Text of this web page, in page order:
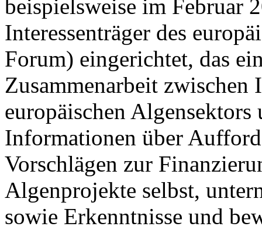
beispielsweise im Februar
Interessenträger des
Forum) eingerichtet, das
Zusammenarbeit zwischen
europäischen
Informationen über
Vorschlägen zur
Algenprojekte selbst,
sowie Erkenntnisse und